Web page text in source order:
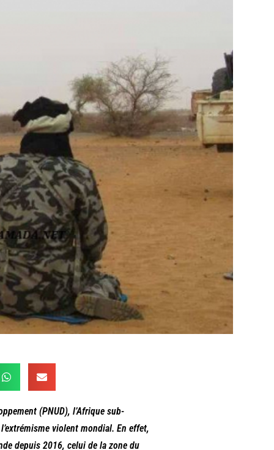
(PNUD), l’Afrique sub-
violent mondial. En effet,
depuis 2016, celui de la zone du